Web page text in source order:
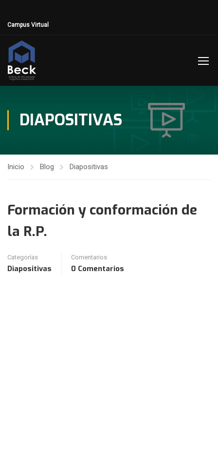
Campus Virtual
DIAPOSITIVAS
Inicio Blog Diapositivas
Formación y conformación de
la R.P.
Categorías
Diapositivas
Comentarios
0 Comentarios